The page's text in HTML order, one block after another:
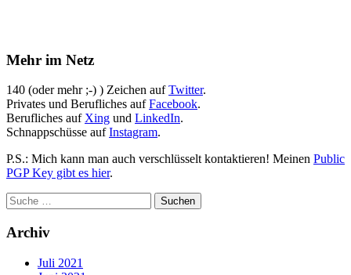
Mehr im Netz
140 (oder mehr ;-) ) Zeichen aufTwitter.
Privates und Berufliches aufFacebook.
Berufliches auf Xing und LinkedIn.
Schnappschüsse aufInstagram.
P.S.: Mich kann man auch verschlüsselt kontaktieren! Meinen Public
PGP Key gibt es hier.
Archiv
Juli 2021